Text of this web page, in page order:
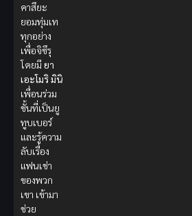
คาสึยะ
ยอมทุ่มเท
ทุกอย่าง
เพื่อจิซึรุ
โดยมี ยา
เอะโมริ มินิ
เพื่อนร่วม
ชั้นที่เป็นยู
ทูบเบอร์
และรู้ความ
ลับเรื่อง
แฟนเช่า
ของพวก
เขา เข้ามา
ช่วย